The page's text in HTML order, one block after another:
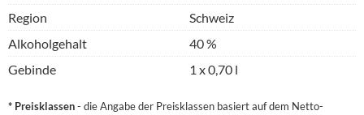
Region
Schweiz
Alkoholgehalt
40 %
Gebinde
1 x 0,70 l
* Preisklassen- die Angabe der Preisklassen basiert auf dem Netto-